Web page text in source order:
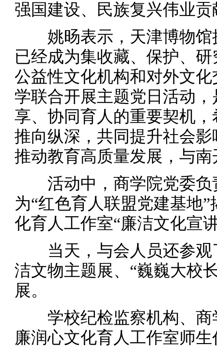
强国建设、民族复兴伟业贡
姚旸表示，天津博物馆
已经成为集收藏、保护、
公益性文化机构和对外文
学联合开展主题党日活动
享、协同育人的重要契机
推向纵深，共同提升社会
推动教育高质量发展，与
活动中，商学院党委负
为“红色育人联盟党建基地
化育人工作室“廉洁文化宣
当天，与会人员还参观
洁文物主题展、“巍巍大校
展。
学校纪检监察机构、商
廉润心文化育人工作室师